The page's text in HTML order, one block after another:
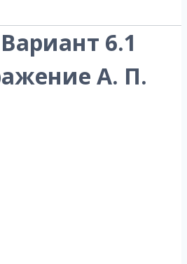
6.1
А. П.